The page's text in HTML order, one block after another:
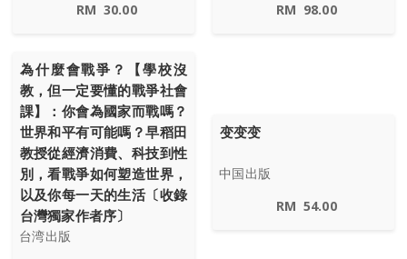
RM 30.00
RM 98.00
為什麼會戰爭？【學校沒
教，但一定要懂的戰爭社會
課】：你會為國家而戰嗎？
世界和平有可能嗎？早稻田
教授從經濟消費、科技到性
別，看戰爭如何塑造世界，
以及你每一天的生活〔收錄
台灣獨家作者序〕
台湾出版
变变变
中国出版
RM 54.00